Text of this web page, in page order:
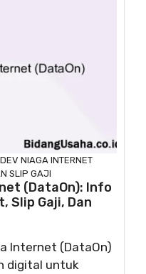
NIAGA INTERNET
SLIP GAJI
(DataOn): Info
Slip Gaji, Dan
Internet (DataOn)
digital untuk